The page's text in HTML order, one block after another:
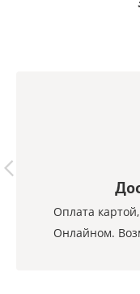
Оплата
Онлайном.